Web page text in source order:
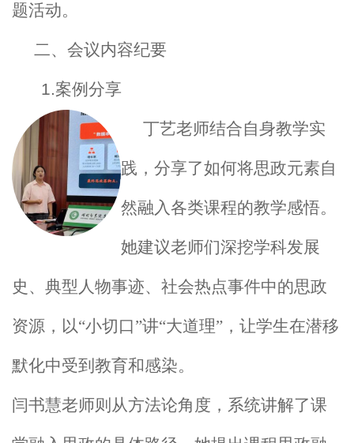
题活动。
二、会议内容纪要
1.案例分享
丁艺老师结合自身教学实
践，分享了如何将思政元素自
然融入各类课程的教学感悟。
她建议老师们深挖学科发展
史、典型人物事迹、社会热点事件中的思政
资源，以“小切口”讲“大道理”，让学生在潜移
默化中受到教育和感染。
闫书慧老师则从方法论角度，系统讲解了课